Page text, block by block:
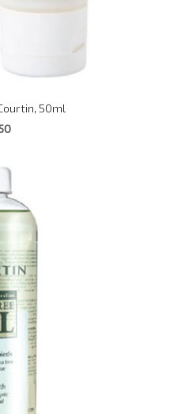
50ml